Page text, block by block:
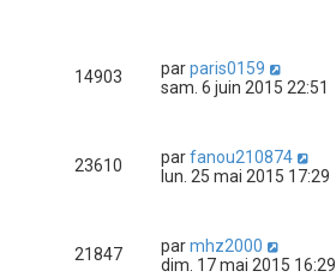
14903 parparis0159
sam. 6 juin 2015 22:51
23610 parfanou210874
lun. 25 mai 2015 17:29
21847 parmhz2000
dim. 17 mai 2015 16:29